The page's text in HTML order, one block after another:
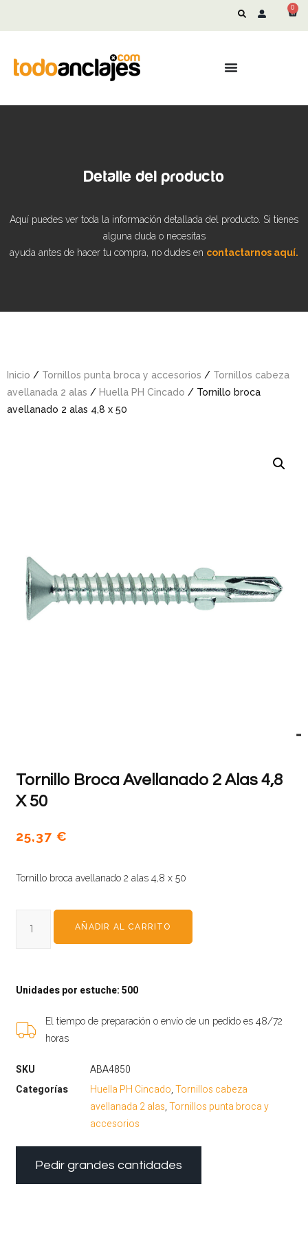
0
Detalle del producto
Aquí puedes ver toda la información detallada del producto. Si tienes
alguna duda o necesitas
ayuda antes de hacer tu compra, no dudes en contactarnos aquí.
Inicio / Tornillos punta broca y accesorios / Tornillos cabeza
avellanada 2 alas / Huella PH Cincado / Tornillo broca
avellanado 2 alas 4,8 x 50
Tornillo Broca Avellanado 2 Alas 4,8
X 50
25,37€
Tornillo broca avellanado 2 alas 4,8 x 50
AÑADIR AL CARRITO
Unidades por estuche: 500
El tiempo de preparación o envío de un pedido es 48/72
horas
SKU
ABA4850
Categorías
Huella PH Cincado,Tornillos cabeza
avellanada 2 alas,Tornillos punta broca y
accesorios
Pedir grandes cantidades